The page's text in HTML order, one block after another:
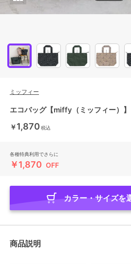
ミッフィー
エコバッグ【miffy（ミッフィー）】
￥1,870 税込
各種特典利用でさらに
￥1,870 OFF
カラー・サイズを
商品説明